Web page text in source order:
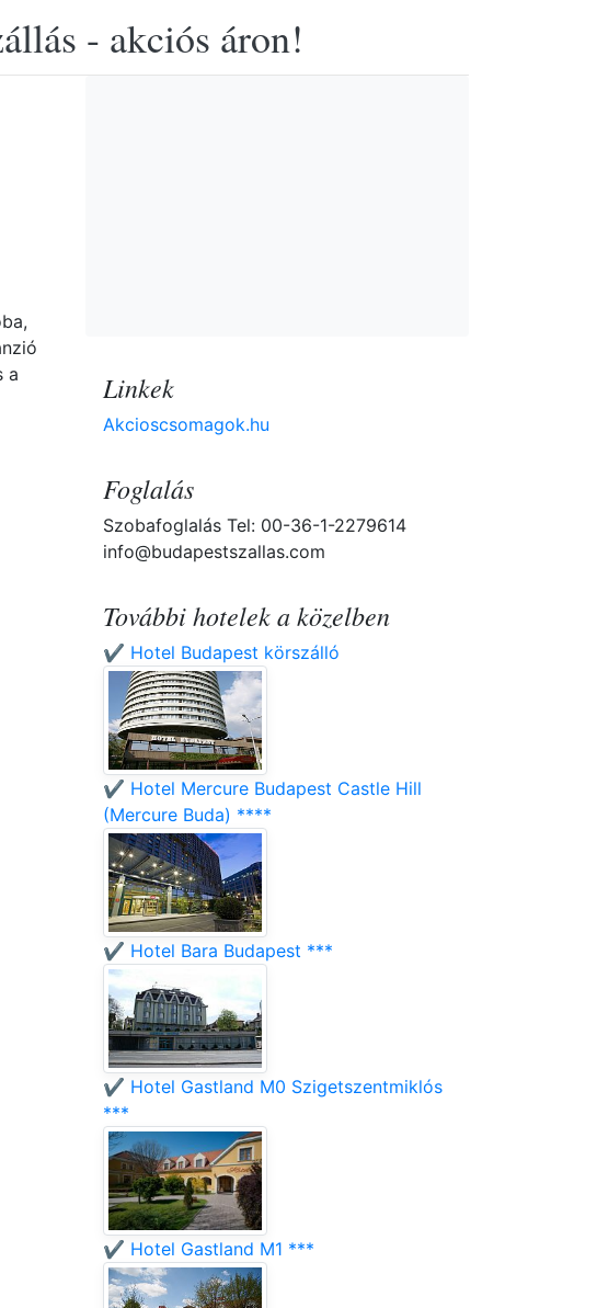
- akciós áron!
a
Linkek
Akcioscsomagok.hu
Foglalás
Szobafoglalás Tel: 00-36-1-2279614
info@budapestszallas.com
További hotelek a közelben
✔️ Hotel Budapest körszálló
✔️ Hotel Mercure Budapest Castle Hill
(Mercure Buda) ****
✔️ Hotel Bara Budapest ***
✔️ Hotel Gastland M0 Szigetszentmiklós
***
✔️ Hotel Gastland M1 ***